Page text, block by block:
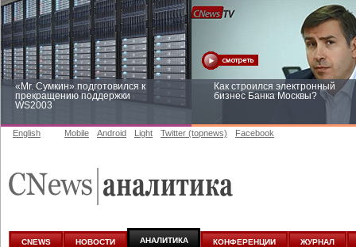
«Mr. Сумкин» подготовился к
прекращению поддержки
WS2003
Как строился электронный
бизнес Банка Москвы?
аналитике
English Mobile Android Light Twitter (topnews) Facebook
CNEWS НОВОСТИ АНАЛИТИКА КОНФЕРЕНЦИИ ЖУРНАЛ